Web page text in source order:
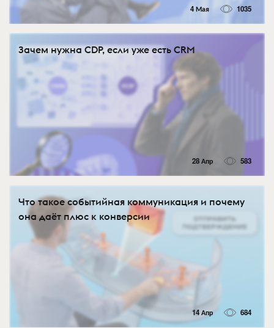
4 Мая 1035
Зачем нужна CDP, если уже есть CRM
28 Апр 583
Что такое событийная коммуникация и почему
она даёт плюс к конверсии
14 Апр 684